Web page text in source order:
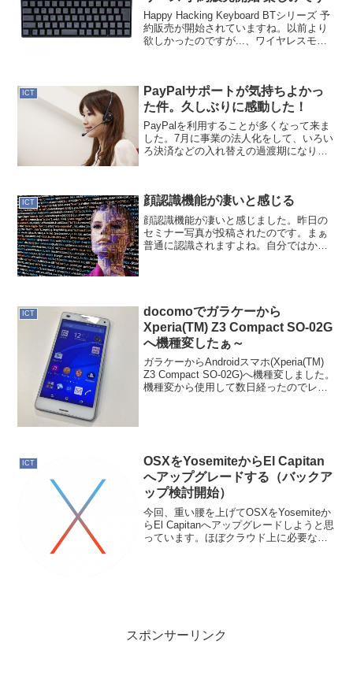
Happy Hacking Keyboard BTシリーズ 予
約販売が開始されていますね。以前より
欲しかったのですが...、ワイヤレスモデ
ICT
PayPalサポートが気持ちよかっ
た件。久しぶりに感動した！
PayPalを利用することが多くなって来ま
した。7月に事業の法人化をして、いろい
ろ決済などの入れ替えの過渡期になりつ
り別けるように進...
ICT 顔認識機能が凄いと感じる
顔認識機能が凄いと感じました。昨日の
セミナー写真が投稿されたのです。まぁ
普通に認識されますよね。自分ではかな
ICT
docomoでガラケーから
Xperia(TM) Z3 Compact SO-02G
へ機種変したぁ～
ガラケーからAndroidスマホ(Xperia(TM)
Z3 Compact SO-02G)へ機種変しました。
機種変から使用して数日経ったのでレポ
ICT
OSXをYosemiteからEl Capitan
へアップグレードする（バックア
ップ検討開始）
今回、重い腰を上げてOSXをYosemiteか
らEl Capitanへアップグレードしようと思
っています。ほぼクラウド上に必要なデ
スポンサーリンク